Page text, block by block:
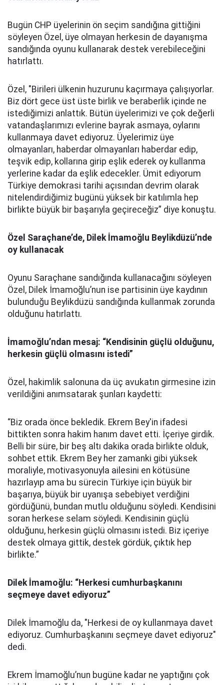
Bugün CHP üyelerinin ön seçim sandığına gittiğini
söyleyen Özel, üye olmayan herkesin de dayanışma
sandığında oyunu kullanarak destek verebileceğini
hatırlattı.
Özel, "Birileri ülkenin huzurunu kaçırmaya çalışıyorlar.
Biz dört gece üst üste birlik ve beraberlik içinde ne
istediğimizi anlattık. Bütün üyelerimizi ve çok değerli
vatandaşlarımızı evlerine bayrak asmaya, oylarını
kullanmaya davet ediyoruz. Üyelerimiz üye
olmayanları, haberdar olmayanları haberdar edip,
teşvik edip, kollarına girip eşlik ederek oy kullanma
yerlerine kadar da eşlik edecekler. Ümit ediyorum
Türkiye demokrasi tarihi açısından devrim olarak
nitelendirdiğimiz bugünü yüksek bir katılımla hep
birlikte büyük bir başarıyla geçireceğiz” diye konuştu.
Özel Saraçhane’de, Dilek İmamoğlu Beylikdüzü’nde
oy kullanacak
Oyunu Saraçhane sandığında kullanacağını söyleyen
Özel, Dilek İmamoğlu’nun ise partisinin üye kaydının
bulunduğu Beylikdüzü sandığında kullanmak zorunda
olduğunu hatırlattı.
İmamoğlu’ndan mesaj: “Kendisinin güçlü olduğunu,
herkesin güçlü olmasını istedi”
Özel, hakimlik salonuna da üç avukatın girmesine izin
verildiğini anımsatarak şunları kaydetti:
“Biz orada önce bekledik. Ekrem Bey'in ifadesi
bittikten sonra hakim hanım davet etti. İçeriye girdik.
Belli bir süre, bir beş altı dakika orada birlikte olduk,
sohbet ettik. Ekrem Bey her zamanki gibi yüksek
moraliyle, motivasyonuyla ailesini en kötüsüne
hazırlayıp ama bu sürecin Türkiye için büyük bir
başarıya, büyük bir uyanışa sebebiyet verdiğini
gördüğünü, bundan mutlu olduğunu söyledi. Kendisini
soran herkese selam söyledi. Kendisinin güçlü
olduğunu, herkesin güçlü olmasını istedi. Biz içeriye
destek olmaya gittik, destek gördük, çıktık hep
birlikte.”
Dilek İmamoğlu: “Herkesi cumhurbaşkanını
seçmeye davet ediyoruz”
Dilek İmamoğlu da, "Herkesi de oy kullanmaya davet
ediyoruz. Cumhurbaşkanını seçmeye davet ediyoruz"
dedi.
Ekrem İmamoğlu’nun bugüne kadar ne yaptığını çok